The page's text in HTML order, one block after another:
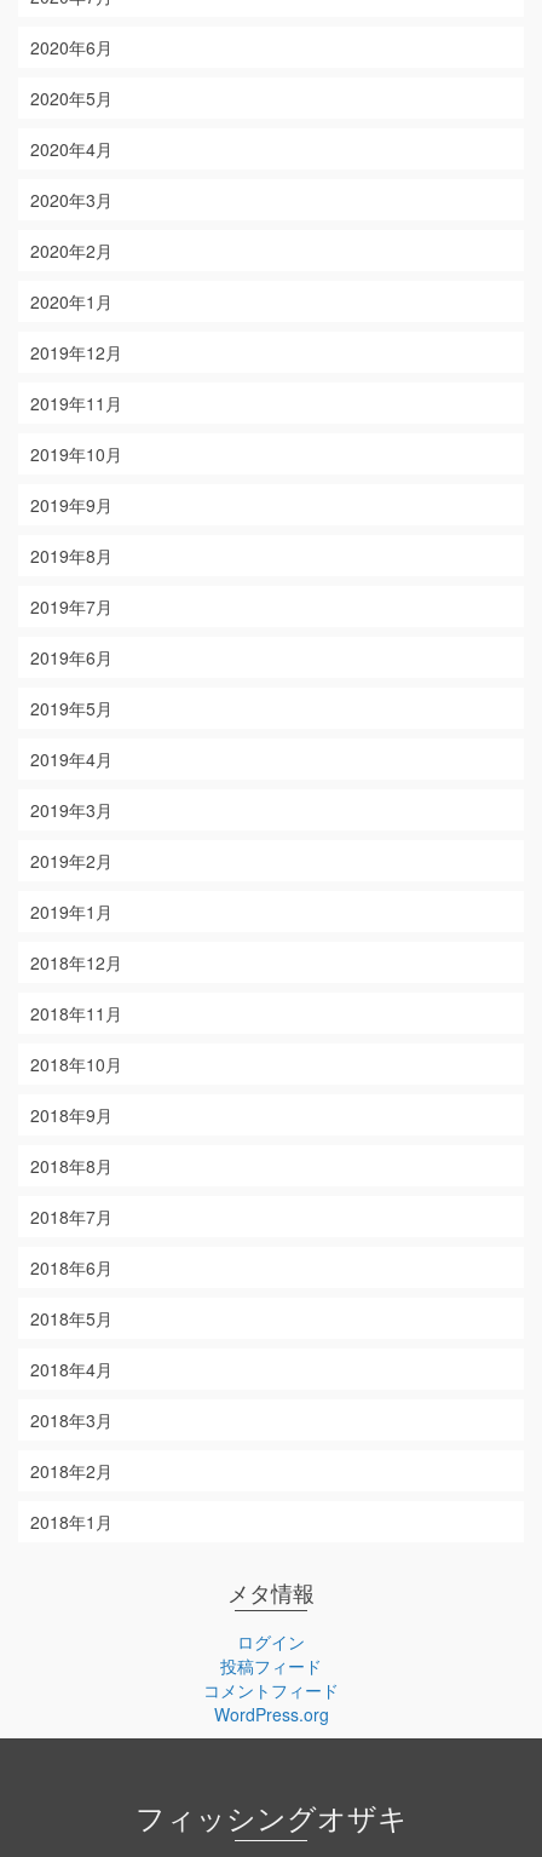
2020年6月
2020年5月
2020年4月
2020年3月
2020年2月
2020年1月
2019年12月
2019年11月
2019年10月
2019年9月
2019年8月
2019年7月
2019年6月
2019年5月
2019年4月
2019年3月
2019年2月
2019年1月
2018年12月
2018年11月
2018年10月
2018年9月
2018年8月
2018年7月
2018年6月
2018年5月
2018年4月
2018年3月
2018年2月
2018年1月
メタ情報
ログイン
投稿フィード
コメントフィード
WordPress.org
フィッシングオザキ